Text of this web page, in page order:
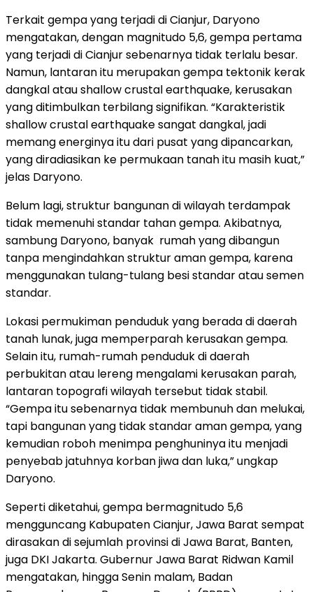
Terkait gempa yang terjadi di Cianjur, Daryono
mengatakan, dengan magnitudo 5,6, gempa pertama
yang terjadi di Cianjur sebenarnya tidak terlalu besar.
Namun, lantaran itu merupakan gempa tektonik kerak
dangkal atau shallow crustal earthquake, kerusakan
yang ditimbulkan terbilang signifikan. “Karakteristik
shallow crustal earthquake sangat dangkal, jadi
memang energinya itu dari pusat yang dipancarkan,
yang diradiasikan ke permukaan tanah itu masih kuat,”
jelas Daryono.
Belum lagi, struktur bangunan di wilayah terdampak
tidak memenuhi standar tahan gempa. Akibatnya,
sambung Daryono, banyak rumah yang dibangun
tanpa mengindahkan struktur aman gempa, karena
menggunakan tulang-tulang besi standar atau semen
standar.
Lokasi permukiman penduduk yang berada di daerah
tanah lunak, juga memperparah kerusakan gempa.
Selain itu, rumah-rumah penduduk di daerah
perbukitan atau lereng mengalami kerusakan parah,
lantaran topografi wilayah tersebut tidak stabil.
“Gempa itu sebenarnya tidak membunuh dan melukai,
tapi bangunan yang tidak standar aman gempa, yang
kemudian roboh menimpa penghuninya itu menjadi
penyebab jatuhnya korban jiwa dan luka,” ungkap
Daryono.
Seperti diketahui, gempa bermagnitudo 5,6
mengguncang Kabupaten Cianjur, Jawa Barat sempat
dirasakan di sejumlah provinsi di Jawa Barat, Banten,
juga DKI Jakarta. Gubernur Jawa Barat Ridwan Kamil
mengatakan, hingga Senin malam, Badan